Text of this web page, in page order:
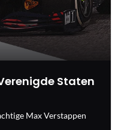
Staten
Max Verstappen